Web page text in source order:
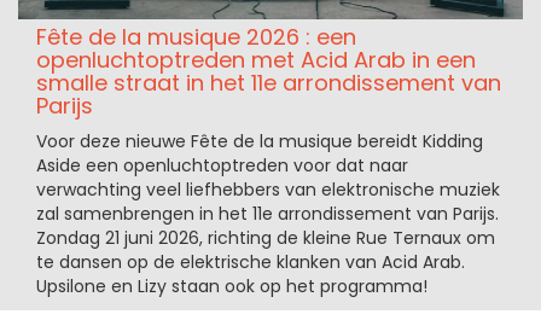
Fête de la musique 2026 : een
openluchtoptreden met Acid Arab in een
smalle straat in het 11e arrondissement van
Parijs
Voor deze nieuwe Fête de la musique bereidt Kidding
Aside een openluchtoptreden voor dat naar
verwachting veel liefhebbers van elektronische muziek
zal samenbrengen in het 11e arrondissement van Parijs.
Zondag 21 juni 2026, richting de kleine Rue Ternaux om
te dansen op de elektrische klanken van Acid Arab.
Upsilone en Lizy staan ook op het programma!